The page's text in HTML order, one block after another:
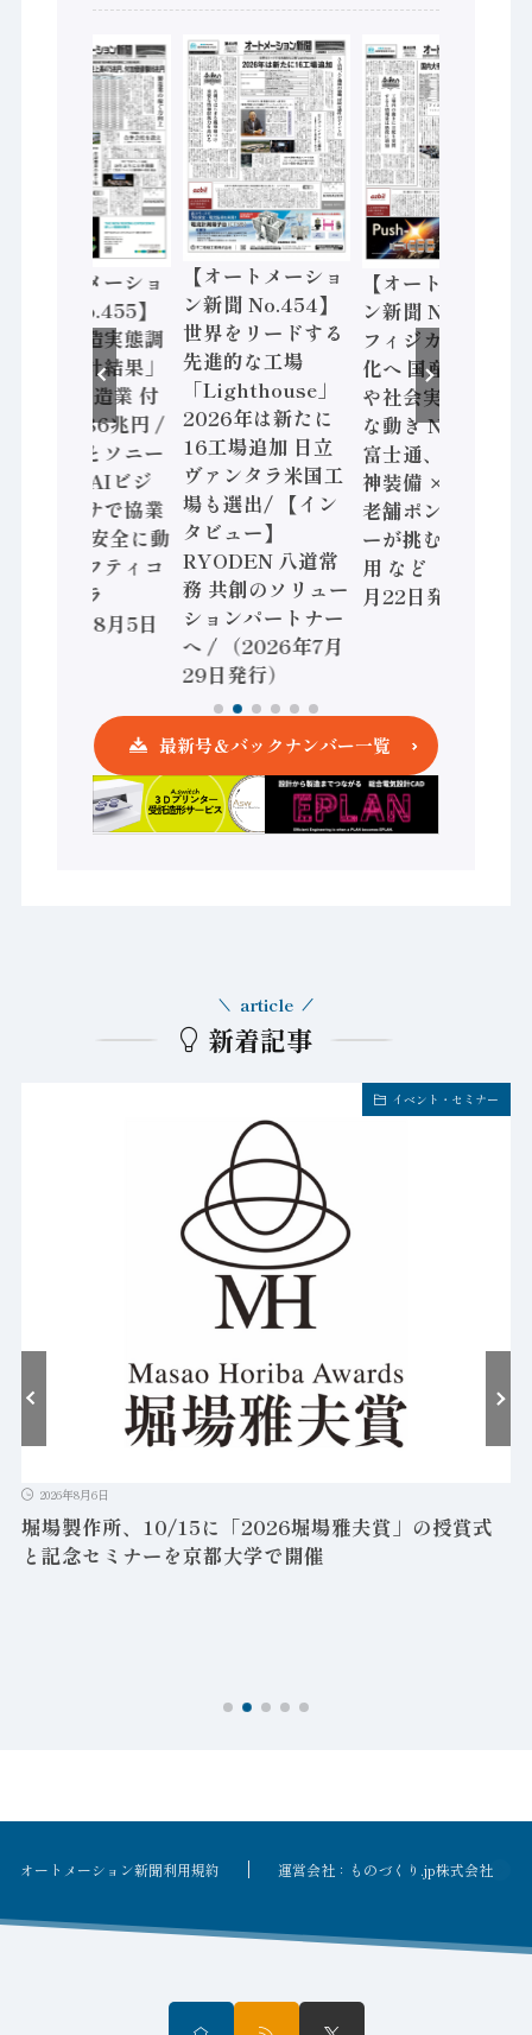
【オートメーショ
ン新聞 No.455】
「経済構造実態調
査二次集計結果」
2024年製造業 付
加価値額86兆円 /
三菱電機とソニー
セミコン AIビジ
ョンセンサで協業
/ IDEC、安全に動
かすセーフティコ
ントローラ
（2026年8月5日
【オートメーショ
ン新聞 No.454】
世界をリードする
先進的な工場
「Lighthouse」
2026年は新たに
16工場追加 日立
ヴァンタラ米国工
場も選出/ 【イン
タビュー】
RYODEN 八道常
務 共創のソリュー
ションパートナー
へ / （2026年7月
29日発行）
【オートメーショ
ン新聞 No.453】
フィジカルAI本格
化へ 国産AI開発
や社会実装に活発
な動き Noetra、
富士通、日立 / 兵
神装備 × HMS、
老舗ポンプメーカ
ーが挑むデータ活
用 など（2026年7
月22日発行）
最新号＆バックナンバー一覧
新着記事
article
イベント・セミナー
2026年8月6日
堀場製作所、10/15に「2026堀場雅夫賞」の授賞式
と記念セミナーを京都大学で開催
オートメーション新聞利用規約 運営会社：ものづくり.jp株式会社